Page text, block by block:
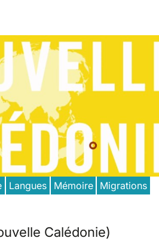
Langues Mémoire
Migrations
Calédonie)